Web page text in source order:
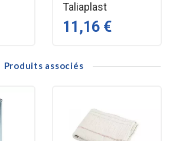
Taliaplast
11,16 €
Produits associés